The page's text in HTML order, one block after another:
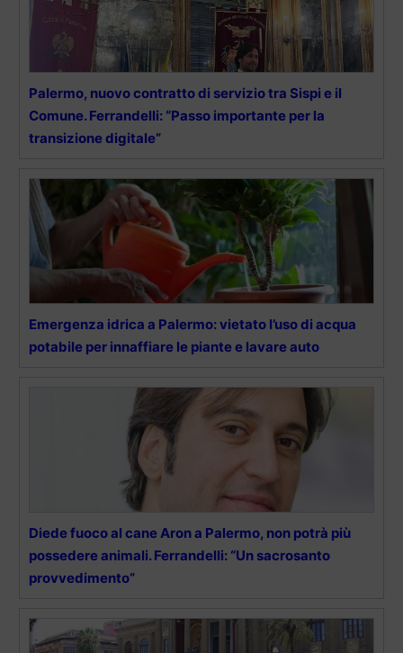
Palermo, nuovo contratto di servizio tra Sispi e il
Comune. Ferrandelli: “Passo importante per la
transizione digitale”
Emergenza idrica a Palermo: vietato l’uso di acqua
potabile per innaffiare le piante e lavare auto
Diede fuoco al cane Aron a Palermo, non potrà più
possedere animali. Ferrandelli: “Un sacrosanto
provvedimento”